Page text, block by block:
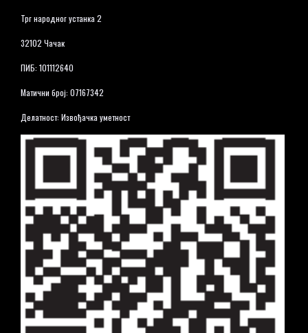
Трг народног устанка 2
32102 Чачак
ПИБ: 101112640
Матични број: 07167342
Делатност: Извођачка уметност